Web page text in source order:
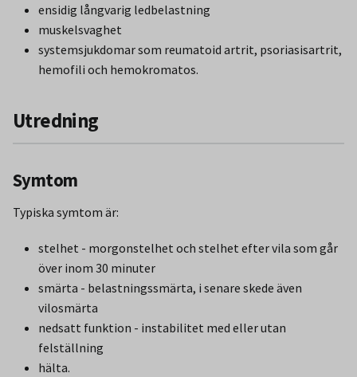
ensidig långvarig ledbelastning
muskelsvaghet
systemsjukdomar som reumatoid artrit, psoriasisartrit,
hemofili och hemokromatos.
Utredning
Symtom
Typiska symtom är:
stelhet - morgonstelhet och stelhet efter vila som går
över inom 30 minuter
smärta - belastningssmärta, i senare skede även
vilosmärta
nedsatt funktion - instabilitet med eller utan
felställning
hälta.